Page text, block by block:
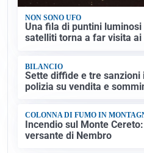
NON SONO UFO
Una fila di puntini luminosi
satelliti torna a far visita
BILANCIO
Sette diffide e tre
polizia su vendita e
COLONNA DI FUMO IN
Incendio sul Monte
versante di Nembro